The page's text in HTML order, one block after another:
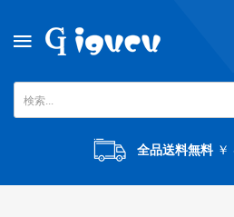
全品送料無料￥